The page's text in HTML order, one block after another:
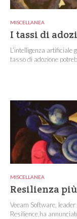
MISCELLANEA
I tassi di
L’intelligenza artificiale
tasso di adozione
MISCELLANEA
Resilienza
Veeam Software,
Resilience,ha